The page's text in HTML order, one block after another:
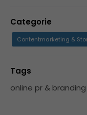
Categorie
Contentmarketing &
Tags
online pr & branding